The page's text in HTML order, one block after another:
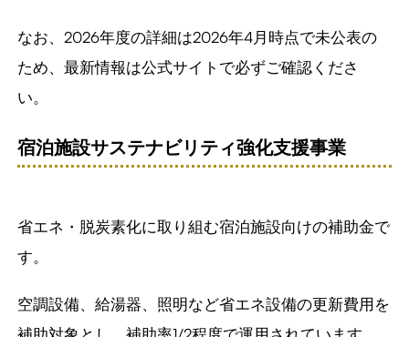
なお、2026年度の詳細は2026年4月時点で未公表の
ため、最新情報は公式サイトで必ずご確認くださ
い。
宿泊施設サステナビリティ強化支援事業
省エネ・脱炭素化に取り組む宿泊施設向けの補助金で
す。
空調設備、給湯器、照明など省エネ設備の更新費用を